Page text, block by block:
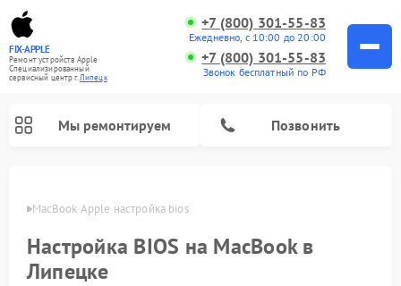
FIX-APPLE
Ремонт устройств Apple
Специализированный
cервисный центр г.Липецк
+7 (800) 301-55-83
Ежедневно, с 10:00 до 20:00
+7 (800) 301-55-83
Звонок бесплатный по РФ
Мы ремонтируем Позвонить
MacBook Apple настройка bios
Настройка BIOS на MacBook в
Липецке